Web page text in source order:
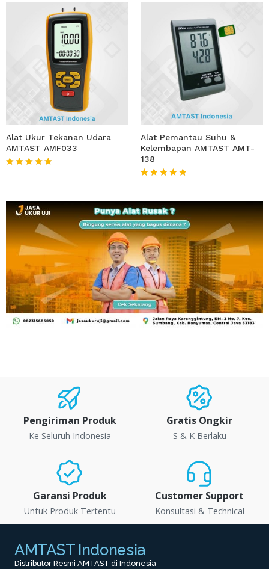
Alat Ukur Tekanan Udara
AMTAST AMF033
Alat Pemantau Suhu &
Kelembapan AMTAST AMT-
138
Pengiriman Produk
Ke Seluruh Indonesia
Gratis Ongkir
S & K Berlaku
Garansi Produk
Untuk Produk Tertentu
Customer Support
Konsultasi & Technical
AMTAST Indonesia
Distributor Resmi AMTAST di Indonesia